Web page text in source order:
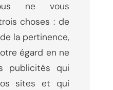
ne vous
choses : de
la pertinence,
égard en ne
publicités qui
sites et qui